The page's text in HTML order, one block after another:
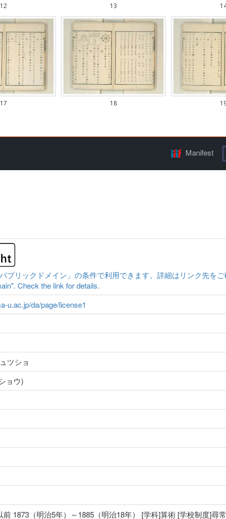
Manifest
ブリックドメイン」の条件で利用できます。詳細はリンク先を
Check the link for details.
u.ac.jp/da/page/license1
ツショ
ョウ)
前 1873（明治5年）～1885（明治18年） [学科]算術 [学校制度]尋